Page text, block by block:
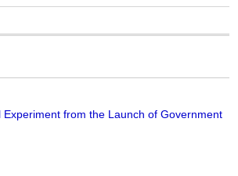
from the Launch of Government